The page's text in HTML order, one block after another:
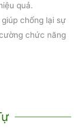
quả.
chống lại sự
chức năng